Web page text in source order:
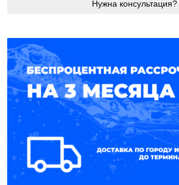
Нужна консультация?